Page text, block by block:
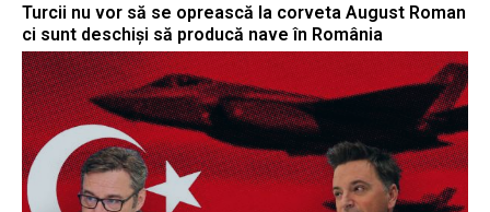
Turcii nu vor să se oprească la corveta August Roman
ci sunt deschiși să producă nave în România